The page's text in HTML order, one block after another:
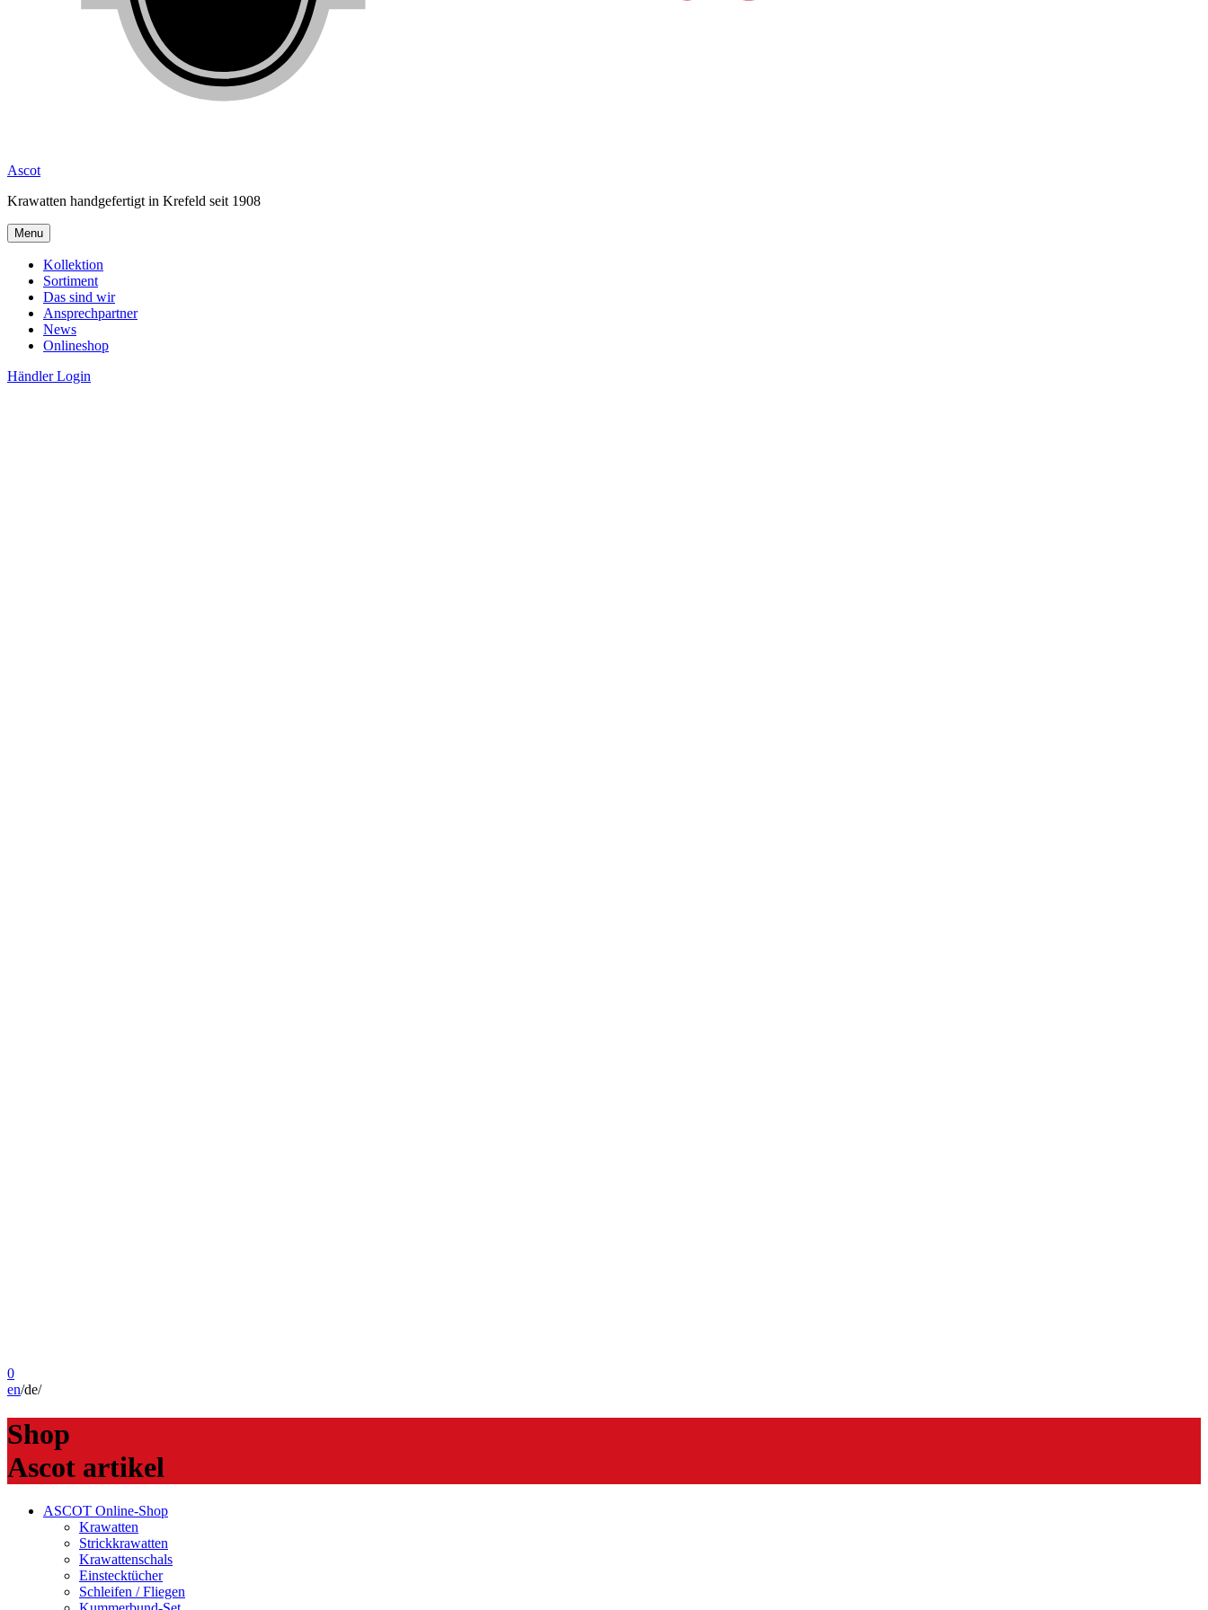
Ascot
Krawatten handgefertigt in Krefeld seit 1908
Menu
Kollektion
Sortiment
Das sind wir
Ansprechpartner
News
Onlineshop
Händler Login
0
en/de/
Shop
Ascot artikel
ASCOT Online-Shop
Krawatten
Strickkrawatten
Krawattenschals
Einstecktücher
Schleifen / Fliegen